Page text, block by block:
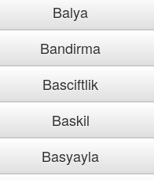
Balya
Bandirma
Basciftlik
Baskil
Basyayla